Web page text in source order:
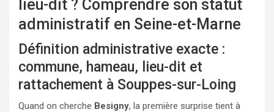
lieu-dit ? Comprendre son statut
administratif en Seine-et-Marne
Définition administrative exacte :
commune, hameau, lieu-dit et
rattachement à Souppes-sur-Loing
Quand on cherche Besigny, la première surprise tient à